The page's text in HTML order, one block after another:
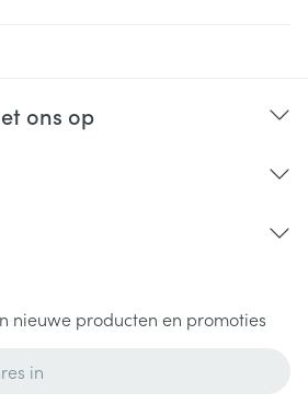
ons op
nieuwe producten en promoties